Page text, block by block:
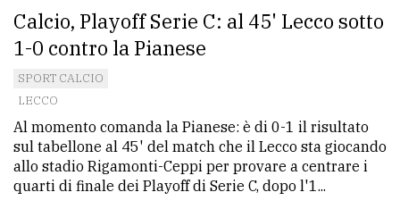
PRIVACY
policy
Cookie
policy
Calcio, Playoff Serie C: al 45' Lecco sotto
1-0 contro la Pianese
SPORT CALCIO
LECCO
Al momento comanda la Pianese: è di 0-1 il risultato
sul tabellone al 45' del match che il Lecco sta giocando
allo stadio Rigamonti-Ceppi per provare a centrare i
quarti di finale dei Playoff di Serie C, dopo l'1...